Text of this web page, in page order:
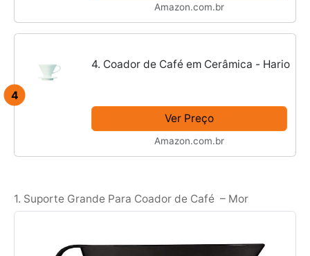
Amazon.com.br
4
4. Coador de Café em Cerâmica - Hario
Ver Preço
Amazon.com.br
1. Suporte Grande Para Coador de Café – Mor